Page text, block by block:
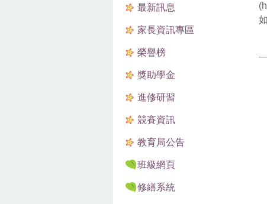
最新訊息
家長資訊專區
榮譽榜
獎助學金
進修研習
競賽資訊
教育局公告
班級網頁
修繕系統